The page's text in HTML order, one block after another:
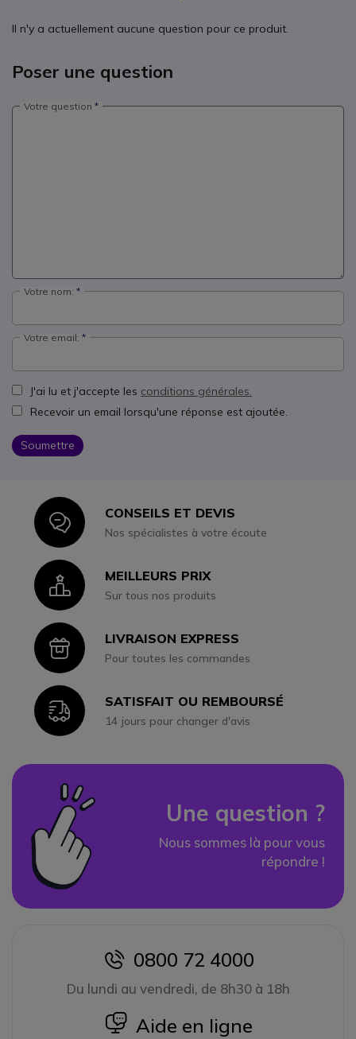
Il n'y a actuellement aucune question pour ce produit.
Poser une question
Votre question
Votre nom:
Votre email:
J'ai lu et j'accepte les conditions générales.
Recevoir un email lorsqu'une réponse est ajoutée.
Soumettre
IconCONSEILS ET DEVIS
Nos spécialistes à votre écoute
IconMEILLEURS PRIX
Sur tous nos produits
IconLIVRAISON EXPRESS
Pour toutes les commandes
IconSATISFAIT OU REMBOURSÉ
14 jours pour changer d'avis
Une question ?
Nous sommes là pour vous
répondre !
icon
0800 72 4000
Du lundi au vendredi, de 8h30 à 18h
icon
Aide en ligne